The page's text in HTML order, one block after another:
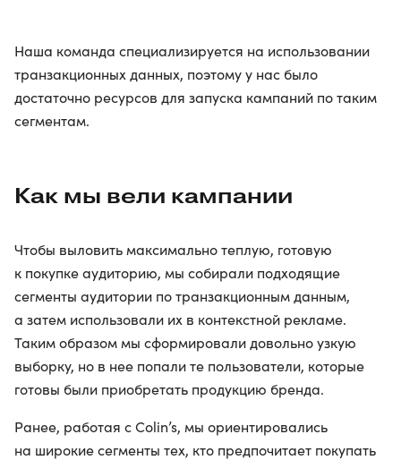
Наша команда специализируется на использовании
транзакционных данных, поэтому у нас было
достаточно ресурсов для запуска кампаний по таким
сегментам.
Как мы вели кампании
Чтобы выловить максимально теплую, готовую
к покупке аудиторию, мы собирали подходящие
сегменты аудитории по транзакционным данным,
а затем использовали их в контекстной рекламе.
Таким образом мы сформировали довольно узкую
выборку, но в нее попали те пользователи, которые
готовы были приобретать продукцию бренда.
Ранее, работая с Colin’s, мы ориентировались
на широкие сегменты тех, кто предпочитает покупать